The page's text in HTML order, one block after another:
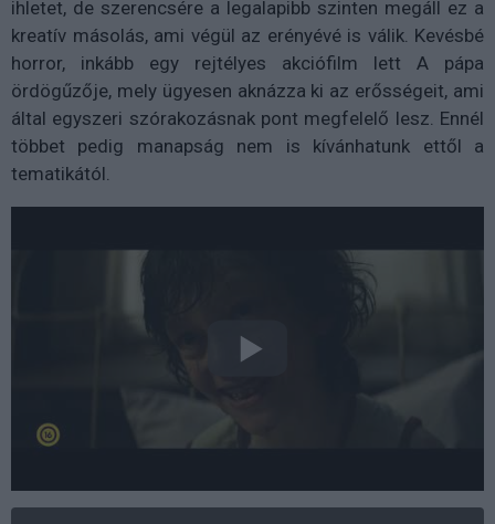
ihletet, de szerencsére a legalapibb szinten megáll ez a
kreatív másolás, ami végül az erényévé is válik. Kevésbé
horror, inkább egy rejtélyes akciófilm lett A pápa
ördögűzője, mely ügyesen aknázza ki az erősségeit, ami
által egyszeri szórakozásnak pont megfelelő lesz. Ennél
többet pedig manapság nem is kívánhatunk ettől a
tematikától.